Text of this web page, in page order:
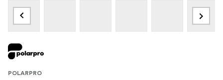
POLARPRO